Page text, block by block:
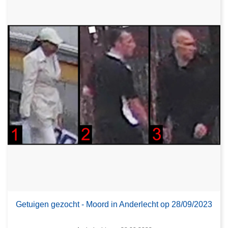
Getuigen gezocht - Moord in Anderlecht op 28/09/2023